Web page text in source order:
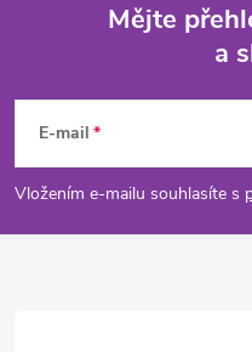
p
Mějte
a
E-mail
Vložením e-mailu souhlasíte s